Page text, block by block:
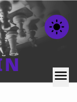
light_mode
menu